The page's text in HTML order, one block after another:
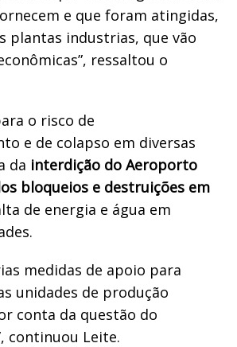
e que foram atingidas,
plantas industrias, que vão
ressaltou o
o risco de
e de colapso em diversas
da interdição do Aeroporto
bloqueios e destruições em
de energia e água em
medidas de apoio para
unidades de produção
conta da questão do
continuou Leite.